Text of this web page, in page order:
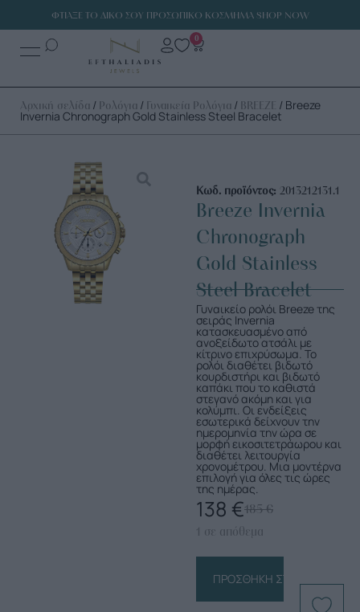
ΦΤΙΑΞΕ ΤΟ ΔΙΚΟ ΣΟΥ ΠΡΟΣΩΠΙΚΟ ΚΟΣΜΗΜΑ SHOP NOW
0
Αρχική σελίδα / Ρολόγια / Γυναικεία Ρολόγια / BREEZE / Breeze
Invernia Chronograph Gold Stainless Steel Bracelet
Κωδ. προϊόντος: 2013212131.1
Breeze Invernia
Chronograph
Gold Stainless
Steel Bracelet
Γυναικείο ρολόι Breeze της
σειράς Invernia
κατασκευασμένο από
ανοξείδωτο ατσάλι με
κίτρινο επιχρύσωμα. Το
ρολόι διαθέτει βιδωτό
κουρδιστήρι και βιδωτό
καπάκι που το καθιστά
στεγανό ακόμη και για
κολύμπι. Οι ενδείξεις
εσωτερικά δείχνουν την
ημερομηνία την ώρα σε
μορφή εικοσιτετράωρου και
διαθέτει λειτουργία
χρονομέτρου. Μια μοντέρνα
επιλογή για όλες τις ώρες
της ημέρας.
185€
138 €
1 σε απόθεμα
ΠΡΟΣΘΉΚΗ ΣΤΟ ΚΑΛΆΘΙ